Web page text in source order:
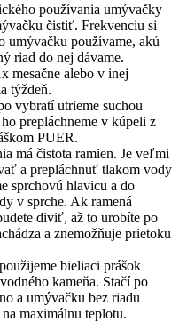
používania umývačky
čistiť. Frekvenciu si
umývačku používame, akú
riad do nej dávame.
mesačne alebo v inej
týždeň.
vybratí utrieme suchou
prepláchneme v kúpeli z
PUER.
má čistota ramien. Je veľmi
a prepláchnuť tlakom vody
sprchovú hlavicu a do
v sprche. Ak ramená
diviť, až to urobíte po
a znemožňuje prietoku
bieliaci prášok
kameňa. Stačí po
a umývačku bez riadu
maximálnu teplotu.